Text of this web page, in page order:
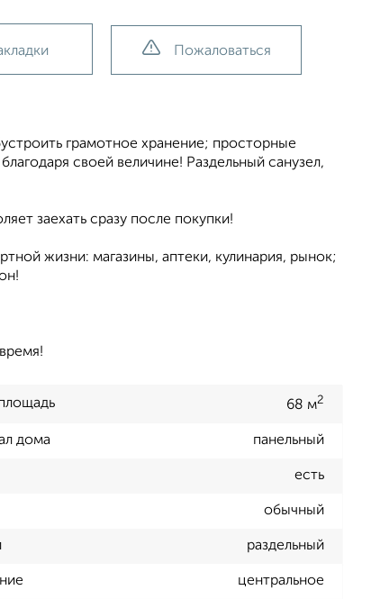
Пожаловаться
грамотное хранение; просторные
своей величине! Раздельный санузел,
заехать сразу после покупки!
жизни: магазины, аптеки, кулинария, рынок;
68 м2
дома панельный
есть
обычный
раздельный
центральное